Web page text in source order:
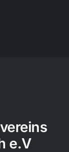
e.V